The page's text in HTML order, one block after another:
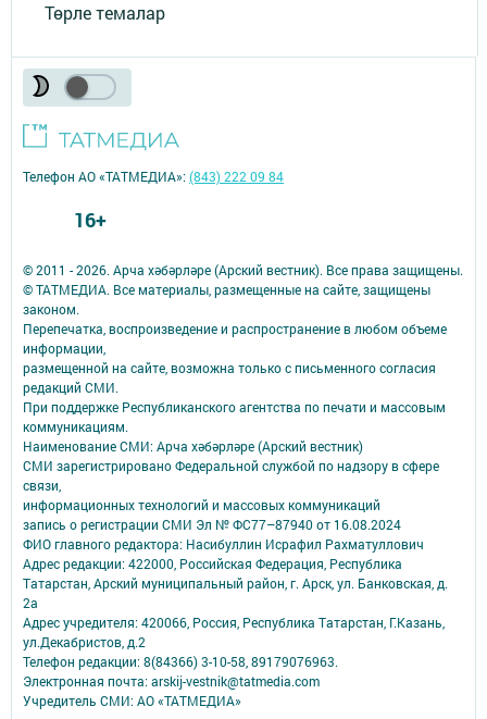
Төрле темалар
© 2011 - 2026. Арча хәбәрләре (Арский вестник). Все права защищены.
© ТАТМЕДИА. Все материалы, размещенные на сайте, защищены
законом.
Перепечатка, воспроизведение и распространение в любом объеме
информации,
размещенной на сайте, возможна только с письменного согласия
редакций СМИ.
При поддержке Республиканского агентства по печати и массовым
коммуникациям.
Наименование СМИ: Арча хәбәрләре (Арский вестник)
СМИ зарегистрировано Федеральной службой по надзору в сфере
связи,
информационных технологий и массовых коммуникаций
запись о регистрации СМИ Эл № ФС77–87940 от 16.08.2024
ФИО главного редактора: Насибуллин Исрафил Рахматуллович
Адрес редакции: 422000, Российская Федерация, Республика
Татарстан, Арский муниципальный район, г. Арск, ул. Банковская, д.
2а
Адрес учредителя: 420066, Россия, Республика Татарстан, Г.Казань,
ул.Декабристов, д.2
Телефон редакции: 8(84366) 3-10-58, 89179076963.
Электронная почта: arskij-vestnik@tatmedia.com
Учредитель СМИ: АО «ТАТМЕДИА»
Телефон АО «ТАТМЕДИА»:(843) 222 09 84
16+